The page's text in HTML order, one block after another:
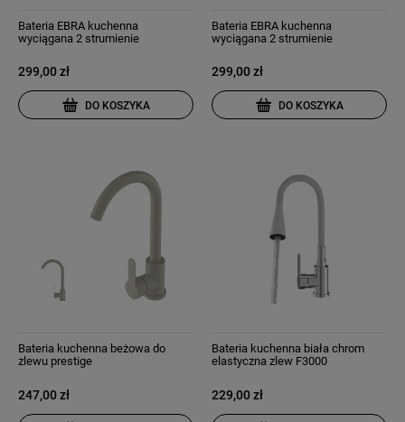
Bateria EBRA kuchenna
wyciągana 2 strumienie
nakrapiana
299,00 zł
DO KOSZYKA
Bateria EBRA kuchenna
wyciągana 2 strumienie
299,00 zł
DO KOSZYKA
Bateria kuchenna beżowa do
zlewu prestige
247,00 zł
Bateria kuchenna biała chrom
elastyczna zlew F3000
229,00 zł